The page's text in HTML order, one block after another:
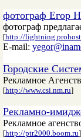
фотограф Егор
фотограф
[http://
E-mail:
Городские
Рекламное
[http://www.csi.nm.ru]
Рекламно-
Рекламное
[http://ptr2000.boom.ru]